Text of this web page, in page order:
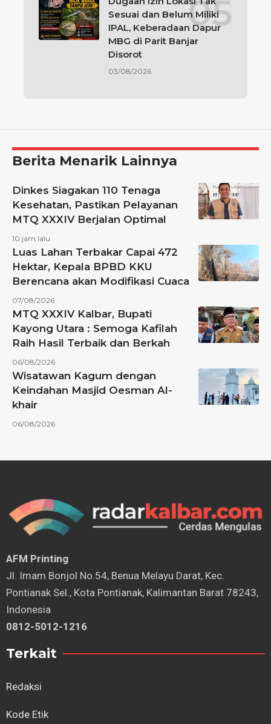
Sesuai dan Belum Miliki
IPAL, Keberadaan Dapur
MBG di Parit Banjar
Disorot
03/08/2026
Berita Menarik Lainnya
Dinkes Siagakan 110 Tenaga
Kesehatan, Pastikan Pelayanan
MTQ XXXIV Berjalan Optimal
10 jam lalu
Luas Lahan Terbakar Capai 472
Hektar, Kepala BPBD KKU
Berencana akan Modifikasi Cuaca
07/08/2026
MTQ XXXIV Kalbar, Bupati
Kayong Utara : Semoga Kafilah
Raih Hasil Terbaik dan Berkah
06/08/2026
Wisatawan Kagum dengan
Keindahan Masjid Oesman Al-
khair
06/08/2026
AFM Printing
⁠Jl. Imam Bonjol No.54, Benua Melayu Darat, Kec.
Pontianak Sel., Kota Pontianak, Kalimantan Barat 78243,
Indonesia
0812-5012-1216
Terkait
Redaksi
Kode Etik